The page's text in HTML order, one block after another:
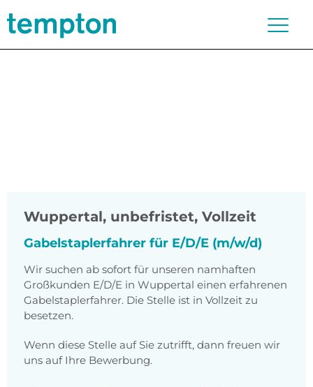
Wuppertal, unbefristet, Vollzeit
Gabelstaplerfahrer für E/D/E (m/w/d)
Wir suchen ab sofort für unseren namhaften
Großkunden E/D/E in Wuppertal einen erfahrenen
Gabelstaplerfahrer. Die Stelle ist in Vollzeit zu
besetzen.
Wenn diese Stelle auf Sie zutrifft, dann freuen wir
uns auf Ihre Bewerbung.